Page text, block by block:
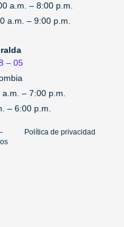
a.m. – 8:00 p.m.
a.m. – 9:00 p.m.
– 05
a.m. – 7:00 p.m.
– 6:00 p.m.
Política de privacidad